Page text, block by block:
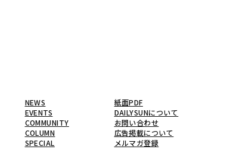
NEWS
EVENTS
COMMUNITY
COLUMN
SPECIAL
紙面PDF
DAILYSUNについて
お問い合わせ
広告掲載について
メルマガ登録